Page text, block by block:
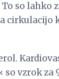
so lahko
cirkulacijo
vzrok za